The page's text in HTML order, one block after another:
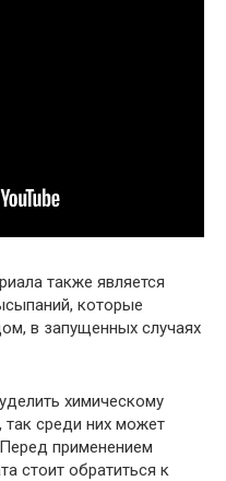
также является
которые
в запущенных случаях
химическому
так среди них может
применением
стоит обратиться к